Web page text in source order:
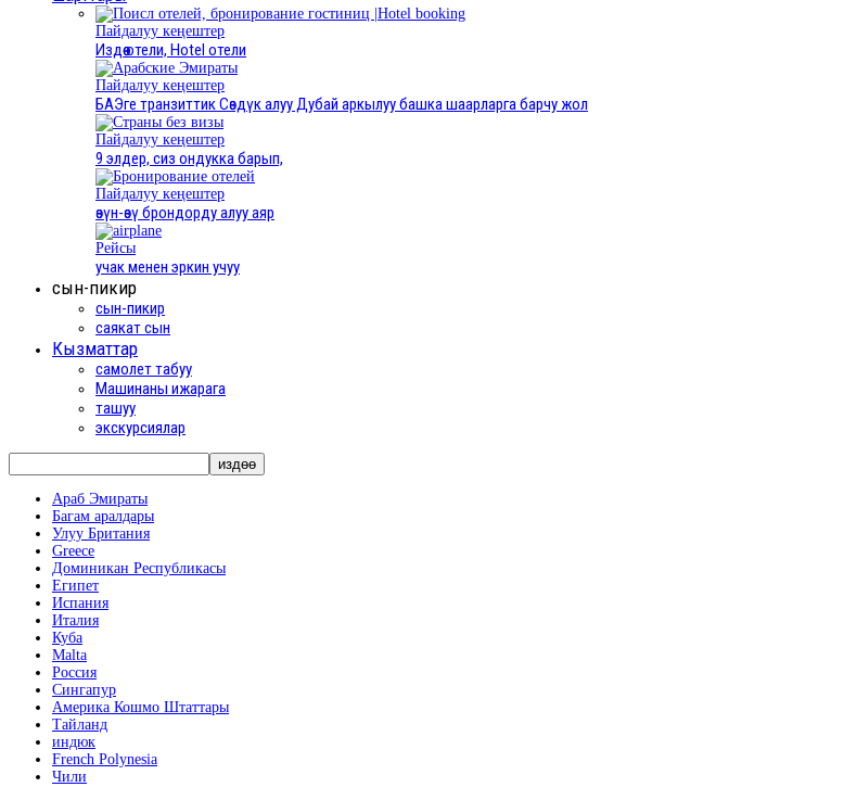
Пайдалуу кеңештер
Издөө отели, Hotel отели
Пайдалуу кеңештер
БАЭге транзиттик Сөздүк алуу Дубай аркылуу башка шаарларга барчу жол
Пайдалуу кеңештер
9 элдер, сиз ондукка барып,
Пайдалуу кеңештер
өзүн-өзү брондорду алуу аяр
Рейсы
учак менен эркин учуу
сын-пикир
сын-пикир
саякат сын
Кызматтар
самолет табуу
Машинаны ижарага
ташуу
экскурсиялар
Араб Эмираты
Багам аралдары
Улуу Британия
Greece
Доминикан Республикасы
Египет
Испания
Италия
Куба
Malta
Россия
Сингапур
Америка Кошмо Штаттары
Тайланд
индюк
French Polynesia
Чили